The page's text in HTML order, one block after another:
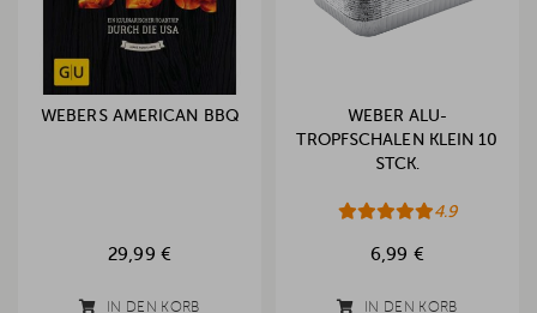
WEBERS AMERICAN BBQ
29,99 €
IN DEN KORB
WEBER ALU-
TROPFSCHALEN KLEIN 10
STCK.
4.9
6,99 €
IN DEN KORB